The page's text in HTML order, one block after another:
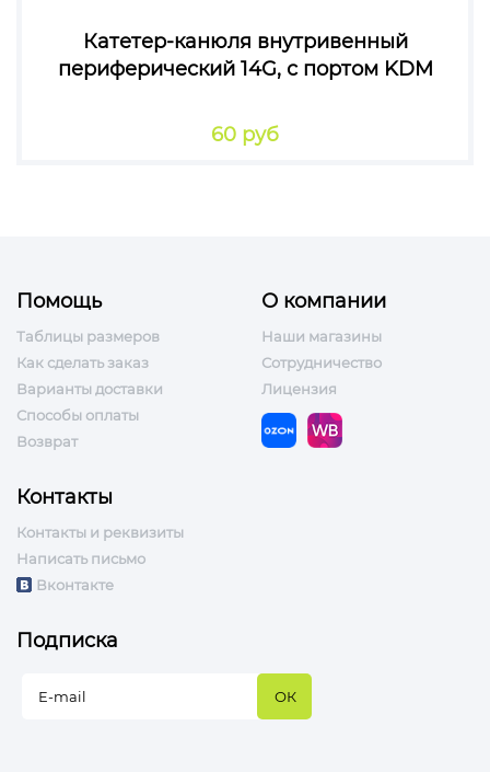
Катетер-канюля внутривенный
периферический 14G, с портом KDM
60 руб
Помощь
Таблицы размеров
Как сделать заказ
Варианты доставки
Способы оплаты
Возврат
О компании
Наши магазины
Сотрудничество
Лицензия
Контакты
Контакты и реквизиты
Написать письмо
Вконтакте
Подписка